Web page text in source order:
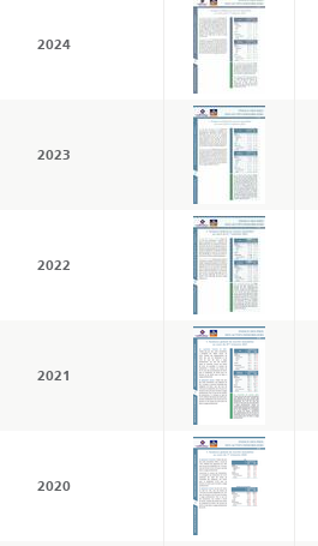
2024
2023
2022
2021
2020
Résultats trimestriels